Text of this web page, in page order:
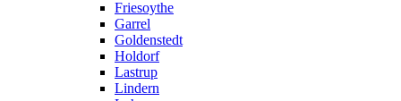
Friesoythe
Garrel
Goldenstedt
Holdorf
Lastrup
Lindern